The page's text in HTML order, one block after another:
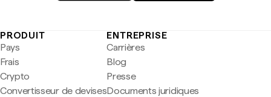
PRODUIT
Pays
Frais
Crypto
Convertisseur de devises
ENTREPRISE
Carrières
Blog
Presse
Documents juridiques